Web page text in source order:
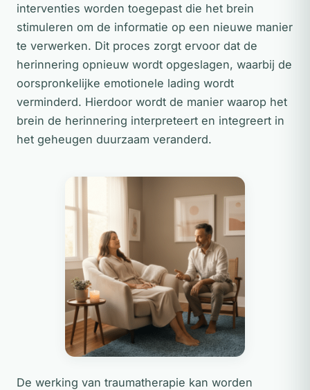
interventies worden toegepast die het brein
stimuleren om de informatie op een nieuwe manier
te verwerken. Dit proces zorgt ervoor dat de
herinnering opnieuw wordt opgeslagen, waarbij de
oorspronkelijke emotionele lading wordt
verminderd. Hierdoor wordt de manier waarop het
brein de herinnering interpreteert en integreert in
het geheugen duurzaam veranderd.
De werking van traumatherapie kan worden